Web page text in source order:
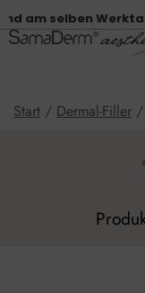
am selben Werktag
Start / Dermal-Filler /